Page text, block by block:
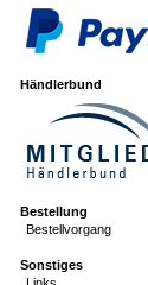
Händlerbund
Bestellung
Bestellvorgang
Sonstiges